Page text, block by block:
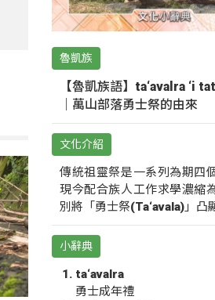
魯凱族
【魯凱族語】ta‘avalra ‘i
｜萬山部落勇士祭的由來
文化介紹
傳統祖靈祭是一系列為期四
現今配合族人工作求學濃縮
別將「勇士祭(Ta‘avala)」凸
小辭典
ta‘avalra
勇士成年禮